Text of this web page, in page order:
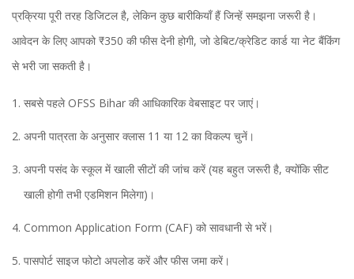
प्रक्रिया पूरी तरह डिजिटल है, लेकिन कुछ बारीकियाँ हैं जिन्हें समझना जरूरी है।
आवेदन के लिए आपको ₹350 की फीस देनी होगी, जो डेबिट/क्रेडिट कार्ड या नेट बैंकिंग
से भरी जा सकती है।
सबसे पहले OFSS Bihar की आधिकारिक वेबसाइट पर जाएं।
अपनी पात्रता के अनुसार क्लास 11 या 12 का विकल्प चुनें।
अपनी पसंद के स्कूल में खाली सीटों की जांच करें (यह बहुत जरूरी है, क्योंकि सीट
खाली होगी तभी एडमिशन मिलेगा)।
Common Application Form (CAF) को सावधानी से भरें।
पासपोर्ट साइज फोटो अपलोड करें और फीस जमा करें।